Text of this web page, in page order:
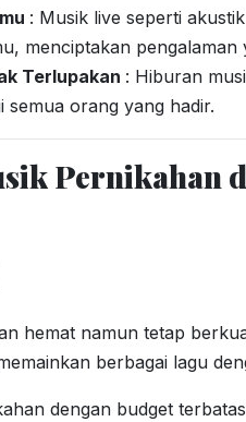
: Musik live seperti
menciptakan pengalaman
Terlupakan : Hiburan
semua orang yang hadir.
Pernikahan
hemat namun tetap
berbagai lagu
dengan budget